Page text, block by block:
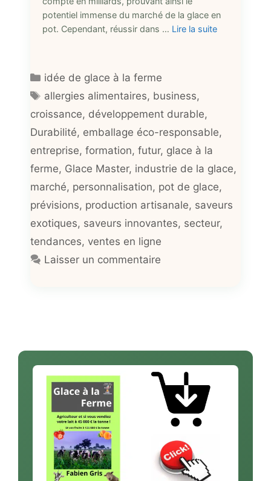
potentiel immense du marché de la glace en
pot. Cependant, réussir dans … Lire la suite
Catégories
idée de glace à la ferme
Étiquettes
allergies alimentaires, business,
croissance, développement durable,
Durabilité, emballage éco-responsable,
entreprise, formation, futur, glace à la
ferme, Glace Master, industrie de la glace,
marché, personnalisation, pot de glace,
prévisions, production artisanale, saveurs
exotiques, saveurs innovantes, secteur,
tendances, ventes en ligne
Laisser un commentaire